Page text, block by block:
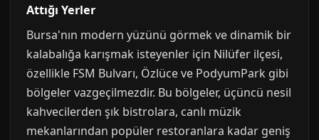
Attığı Yerler
Bursa'nın modern yüzünü görmek ve dinamik bir
kalabalığa karışmak isteyenler için Nilüfer ilçesi,
özellikle FSM Bulvarı, Özlüce ve PodyumPark gibi
bölgeler vazgeçilmezdir. Bu bölgeler, üçüncü nesil
kahvecilerden şık bistrolara, canlı müzik
mekanlarından popüler restoranlara kadar geniş